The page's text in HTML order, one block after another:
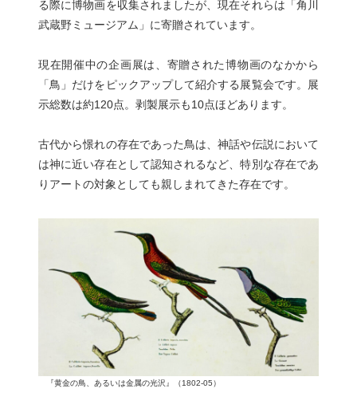
る際に博物画を収集されましたが、現在それらは「角川
武蔵野ミュージアム」に寄贈されています。
現在開催中の企画展は、寄贈された博物画のなかから
「鳥」だけをピックアップして紹介する展覧会です。展
示総数は約120点。剥製展示も10点ほどあります。
古代から憬れの存在であった鳥は、神話や伝説において
は神に近い存在として認知されるなど、特別な存在であ
りアートの対象としても親しまれてきた存在です。
『黄金の鳥、あるいは金属の光沢』（1802-05）